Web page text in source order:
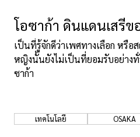
โอซาก้า ดินแดนเสรีข
เป็นที่รู้จักดีว่าเพศทางเลือก หรือ
หญิงนั้นยังไม่เป็นที่ยอมรับอย่าง
ซาก้า
เทคโนโลยี OSAKA